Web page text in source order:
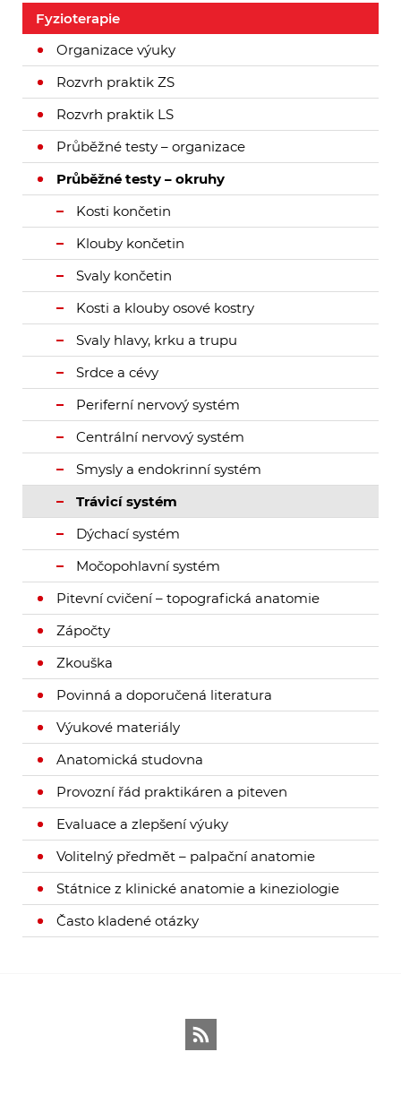
Fyzioterapie
Organizace výuky
Rozvrh praktik ZS
Rozvrh praktik LS
Průběžné testy – organizace
Průběžné testy – okruhy
Kosti končetin
Klouby končetin
Svaly končetin
Kosti a klouby osové kostry
Svaly hlavy, krku a trupu
Srdce a cévy
Periferní nervový systém
Centrální nervový systém
Smysly a endokrinní systém
Trávicí systém
Dýchací systém
Močopohlavní systém
Pitevní cvičení – topografická anatomie
Zápočty
Zkouška
Povinná a doporučená literatura
Výukové materiály
Anatomická studovna
Provozní řád praktikáren a piteven
Evaluace a zlepšení výuky
Volitelný předmět – palpační anatomie
Státnice z klinické anatomie a kineziologie
Často kladené otázky